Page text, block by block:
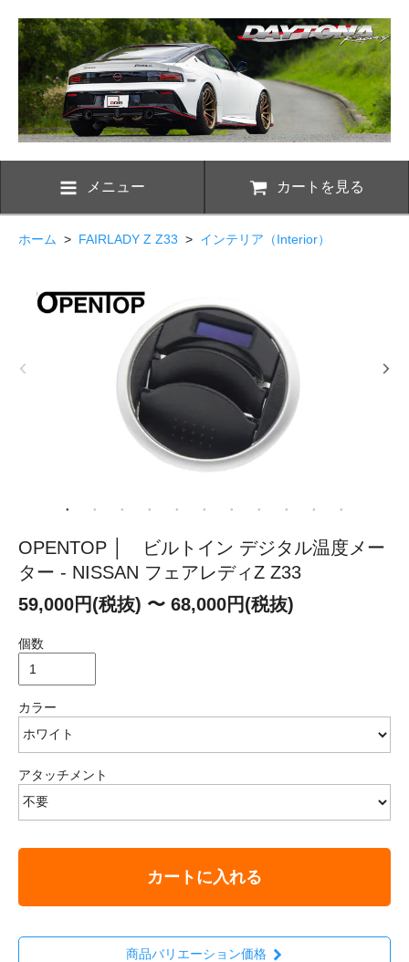
メニュー カートを見る
ホーム > FAIRLADY Z Z33 > インテリア（Interior）
OPENTOP │ ビルトイン デジタル温度メー
ター - NISSAN フェアレディZ Z33
59,000円(税抜) 〜 68,000円(税抜)
個数
カラー
アタッチメント
カートに入れる
商品バリエーション価格